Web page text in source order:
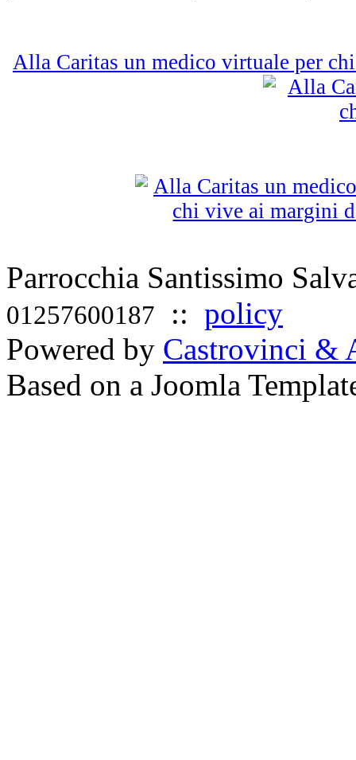
Alla Caritas un medico virtuale per
Parrocchia Santissimo
01257600187 :: policy
Powered by Castrovinci &
Based on a Joomla